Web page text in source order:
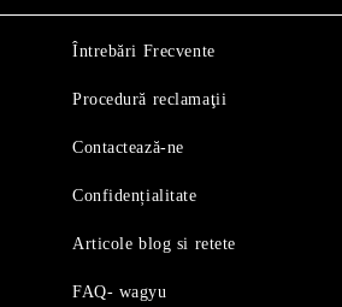
Întrebări Frecvente
Procedură reclamaţii
Contactează-ne
Confidențialitate
Articole blog si retete
FAQ- wagyu